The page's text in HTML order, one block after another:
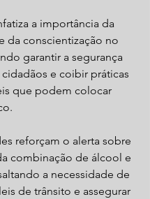
a importância da
da conscientização no
garantir a segurança
e coibir práticas
que podem colocar
reforçam o alerta sobre
combinação de álcool e
a necessidade de
de trânsito e assegurar